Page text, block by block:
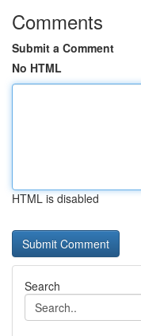
Comments
Submit a Comment
No HTML
HTML is disabled
Search